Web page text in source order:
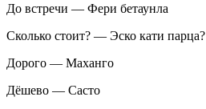
До встречи — Фери бетаунла
Сколько стоит? — Эско кати парца?
Дорого — Маханго
Дёшево — Састо